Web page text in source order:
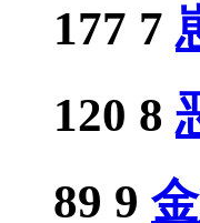
177 7
120 8
89 9